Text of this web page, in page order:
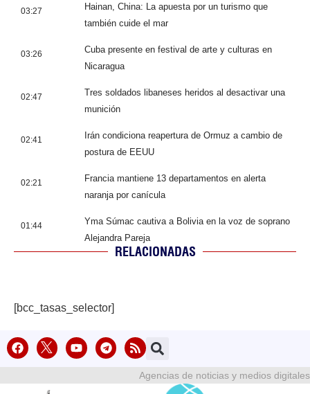
03:27
Hainan, China: La apuesta por un turismo que
también cuide el mar
03:26
Cuba presente en festival de arte y culturas en
Nicaragua
02:47
Tres soldados libaneses heridos al desactivar una
munición
02:41
Irán condiciona reapertura de Ormuz a cambio de
postura de EEUU
02:21
Francia mantiene 13 departamentos en alerta
naranja por canícula
01:44
Yma Súmac cautiva a Bolivia en la voz de soprano
Alejandra Pareja
RELACIONADAS
[bcc_tasas_selector]
Agencias de noticias y medios digitales